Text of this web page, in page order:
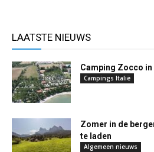
LAATSTE NIEUWS
Camping Zocco in
Campings Italië
Zomer in de
te laden
Algemeen nieuws